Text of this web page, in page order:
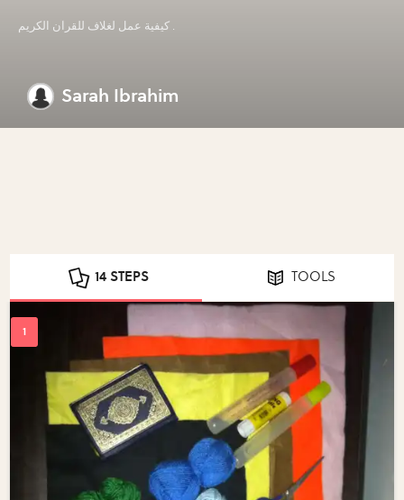
كيفية عمل لغلاف للقرآن الكريم .
Sarah Ibrahim
14 STEPS TOOLS